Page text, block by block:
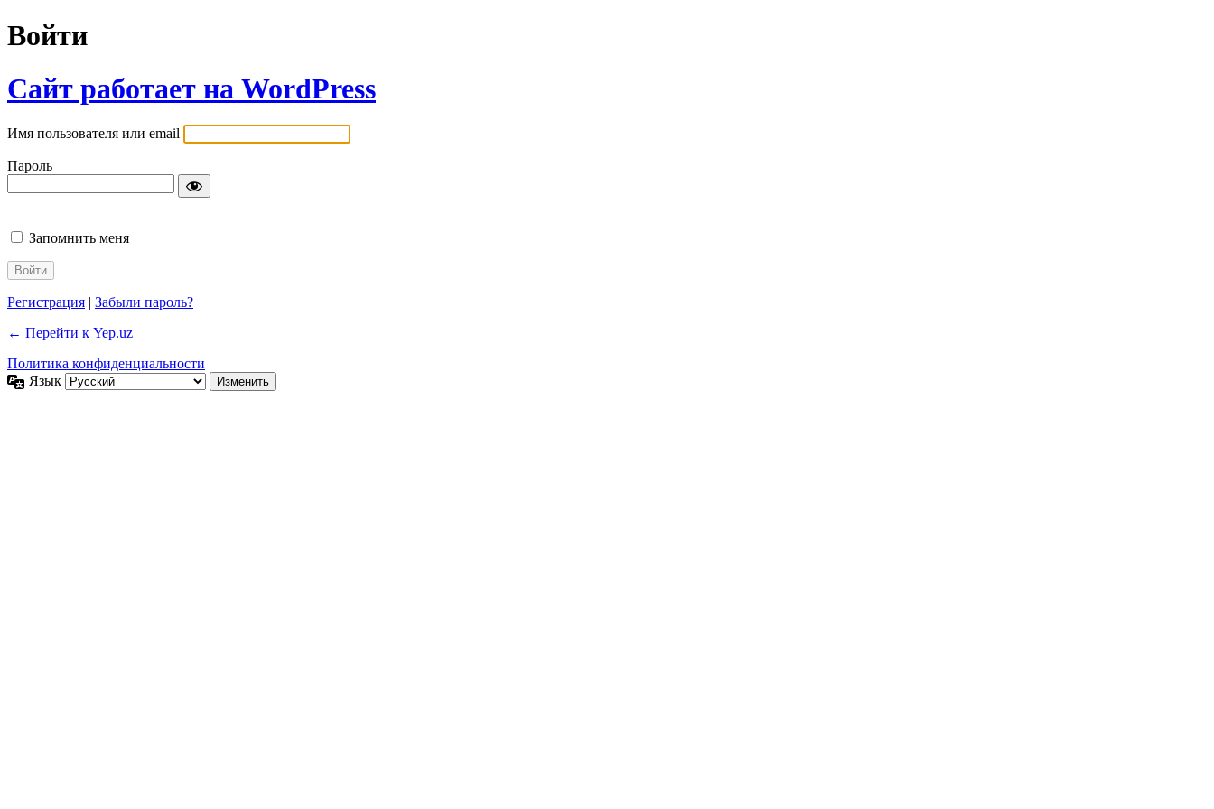
Войти
Сайт работает на WordPress
Имя пользователя или email
Пароль
Запомнить меня
Регистрация | Забыли пароль?
← Перейти к Yep.uz
Политика конфиденциальности
Язык